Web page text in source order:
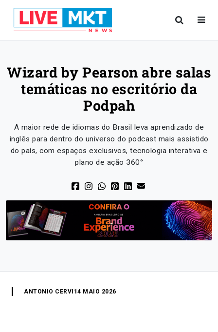
Wizard by Pearson abre salas
temáticas no escritório da
Podpah
A maior rede de idiomas do Brasil leva aprendizado de
inglês para dentro do universo do podcast mais assistido
do país, com espaços exclusivos, tecnologia interativa e
plano de ação 360°
ANTONIO CERVI 14 MAIO 2026